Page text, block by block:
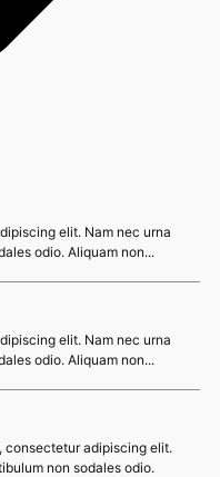
elit. Nam nec urna
odio. Aliquam non...
elit. Nam nec urna
odio. Aliquam non...
consectetur adipiscing elit.
non sodales odio.